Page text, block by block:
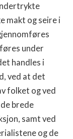
makt og seire i
under
handles i
ved at det
folket og ved
brede
samt ved
og de